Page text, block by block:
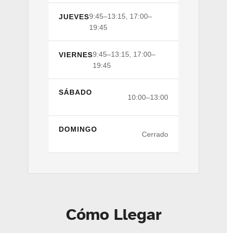
JUEVES9:45–13:15, 17:00–
19:45
VIERNES9:45–13:15, 17:00–
19:45
SÁBADO
10:00–13:00
DOMINGO
Cerrado
Cómo Llegar